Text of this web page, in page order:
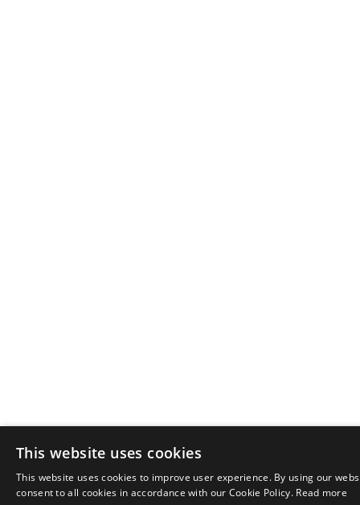
This website uses cookies
This website uses cookies to improve user experience. By using our
consent to all cookies in accordance with our Cookie Policy. Read more